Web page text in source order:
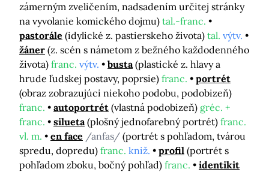
zámerným zveličením, nadsadením určitej stránky
na vyvolanie komického dojmu) tal.-franc.
pastorále (idylické z. pastierskeho života) tal. výtv.
žáner (z. scén s námetom z bežného každodenného
života) franc. výtv. busta (plastické z. hlavy a
hrude ľudskej postavy, poprsie) franc.
portrét
(obraz zobrazujúci niekoho podobu, podobizeň)
franc.
autoportrét (vlastná podobizeň) gréc. +
franc.
silueta (plošný jednofarebný portrét) franc.
vl. m.
en face /anfas/ (portrét s pohľadom, tvárou
spredu, dopredu) franc. kniž. profil (portrét s
pohľadom zboku, bočný pohľad) franc.
identikit